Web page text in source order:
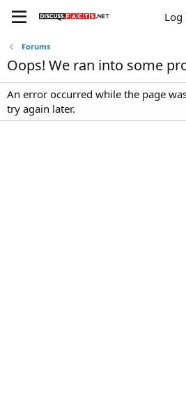
Log
Forums
Oops! We ran into some
An error occurred while the page
try again later.